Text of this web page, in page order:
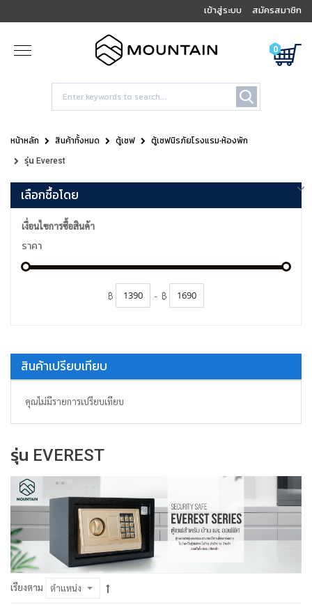
เข้าสู่ระบบ สมัครสมาชิก
0
หน้าหลัก สินค้าทั้งหมด ตู้เซฟ ตู้เซฟนิรภัยโรงแรม-ห้องพัก
รุ่น Everest
รุ่น EVEREST
เรียงตาม
เลือกซื้อโดย
เงื่อนไขการซื้อสินค้า
ราคา
฿ - ฿
สินค้าเปรียบเทียบ
คุณไม่มีรายการเปรียบเทียบ